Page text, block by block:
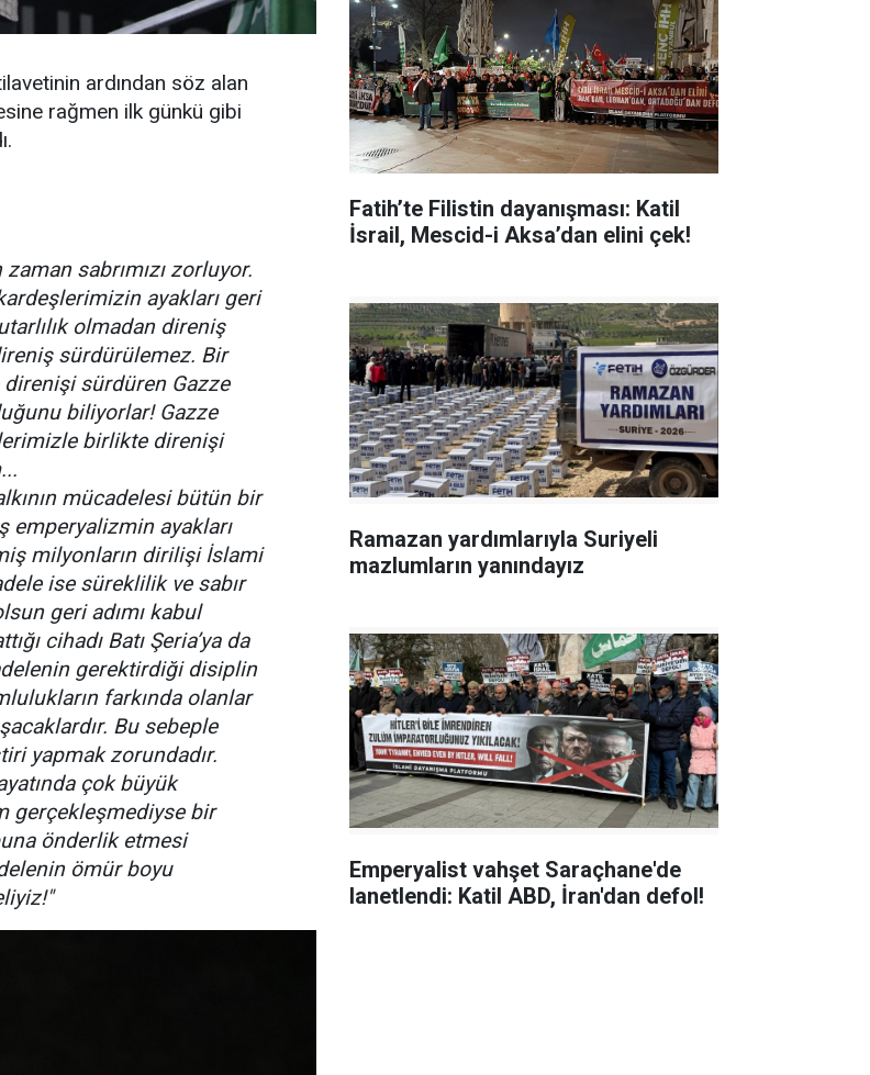
ardından söz alan
rağmen ilk günkü gibi
sabrımızı zorluyor.
ayakları geri
olmadan direniş
sürdürülemez. Bir
direnişi sürdüren Gazze
biliyorlar! Gazze
birlikte direnişi
mücadelesi bütün bir
emperyalizmin ayakları
milyonların dirilişi İslami
ise süreklilik ve sabır
geri adımı kabul
cihadı Batı Şeria’ya da
gerektirdiği disiplin
farkında olanlar
Bu sebeple
yapmak zorundadır.
çok büyük
gerçekleşmediyse bir
önderlik etmesi
ömür boyu
Fatih’te Filistin dayanışması: Katil
İsrail, Mescid-i Aksa’dan elini çek!
Ramazan yardımlarıyla Suriyeli
mazlumların yanındayız
Emperyalist vahşet Saraçhane'de
lanetlendi: Katil ABD, İran'dan defol!